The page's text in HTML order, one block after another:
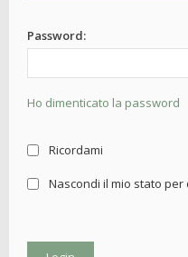
Password:
Ho dimenticato la password
Ricordami
Nascondi il mio stato